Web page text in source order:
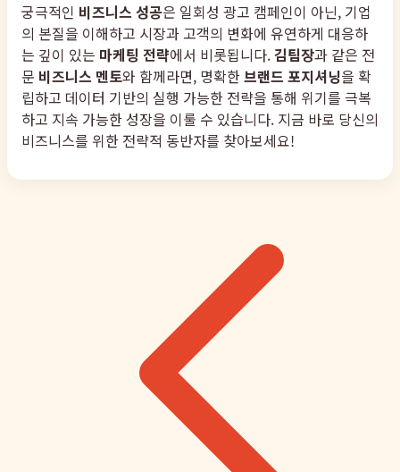
궁극적인 비즈니스 성공은 일회성 광고 캠페인이 아닌, 기업
의 본질을 이해하고 시장과 고객의 변화에 유연하게 대응하
는 깊이 있는 마케팅 전략에서 비롯됩니다.김팀장과 같은 전
문 비즈니스 멘토와 함께라면, 명확한브랜드 포지셔닝을 확
립하고 데이터 기반의 실행 가능한 전략을 통해 위기를 극복
하고 지속 가능한 성장을 이룰 수 있습니다. 지금 바로 당신의
비즈니스를 위한 전략적 동반자를 찾아보세요!